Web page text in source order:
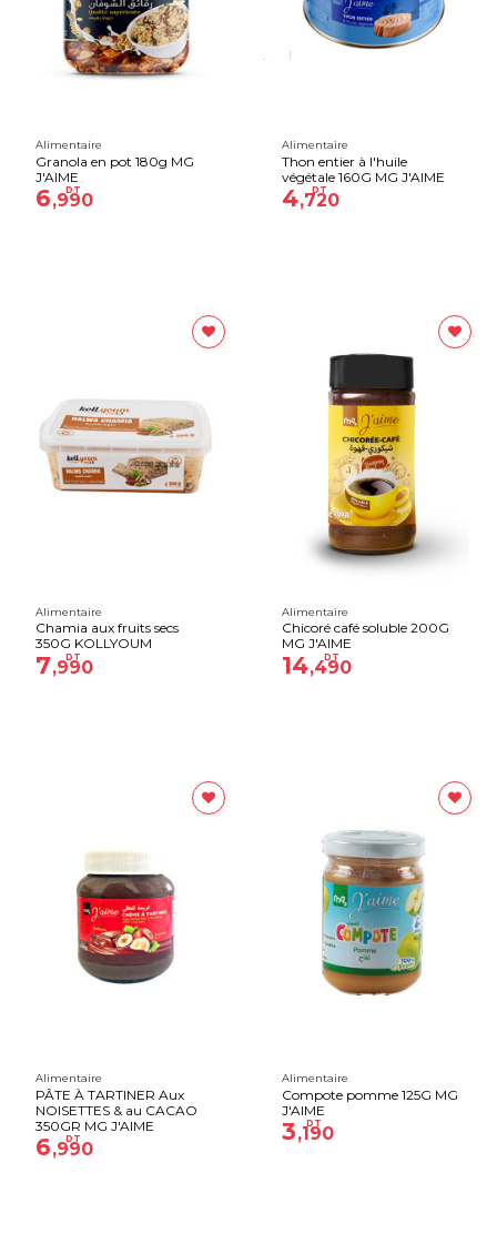
Alimentaire
Granola en pot 180g MG
J'AIME
6,990
DT
Alimentaire
Thon entier à l'huile
végétale 160G MG J'AIME
4,720
DT
Alimentaire
Chamia aux fruits secs
350G KOLLYOUM
7,990
DT
Alimentaire
Chicoré café soluble 200G
MG J'AIME
14,490
DT
Alimentaire
PÂTE À TARTINER Aux
NOISETTES & au CACAO
350GR MG J'AIME
6,990
DT
Alimentaire
Compote pomme 125G MG
J'AIME
3,190
DT